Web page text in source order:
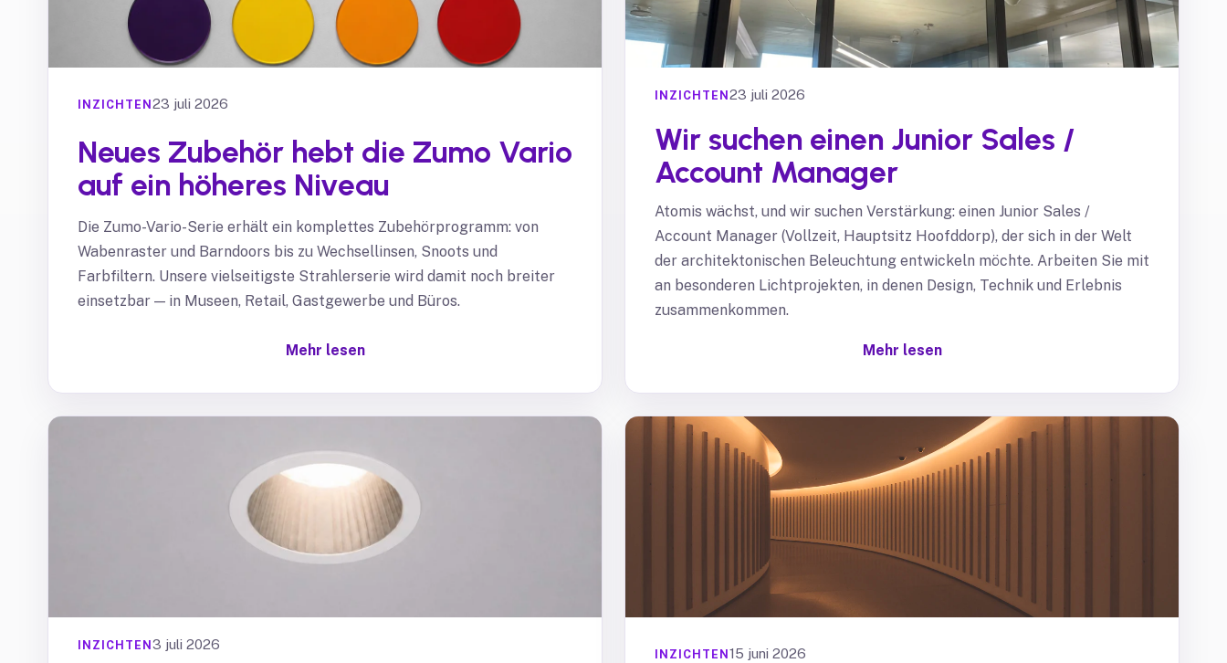
INZICHTEN23 juli 2026
Neues Zubehör hebt die Zumo Vario
auf ein höheres Niveau
Die Zumo-Vario-Serie erhält ein komplettes Zubehörprogramm: von
Wabenraster und Barndoors bis zu Wechsellinsen, Snoots und
Farbfiltern. Unsere vielseitigste Strahlerserie wird damit noch breiter
einsetzbar — in Museen, Retail, Gastgewerbe und Büros.
Mehr lesen
INZICHTEN23 juli 2026
Wir suchen einen Junior Sales /
Account Manager
Atomis wächst, und wir suchen Verstärkung: einen Junior Sales /
Account Manager (Vollzeit, Hauptsitz Hoofddorp), der sich in der Welt
der architektonischen Beleuchtung entwickeln möchte. Arbeiten Sie mit
an besonderen Lichtprojekten, in denen Design, Technik und Erlebnis
zusammenkommen.
Mehr lesen
INZICHTEN3 juli 2026
INZICHTEN15 juni 2026